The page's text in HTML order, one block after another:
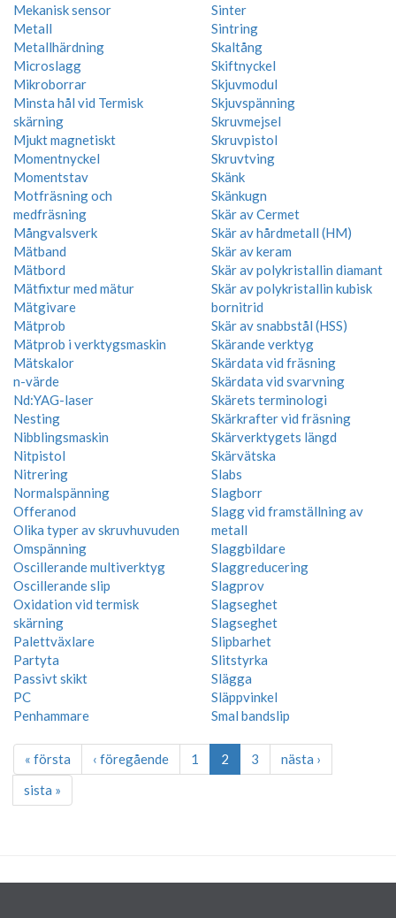
Mekanisk sensor
Metall
Metallhärdning
Microslagg
Mikroborrar
Minsta hål vid Termisk
skärning
Mjukt magnetiskt
Momentnyckel
Momentstav
Motfräsning och
medfräsning
Mångvalsverk
Mätband
Mätbord
Mätfixtur med mätur
Mätgivare
Mätprob
Mätprob i verktygsmaskin
Mätskalor
n-värde
Nd:YAG-laser
Nesting
Nibblingsmaskin
Nitpistol
Nitrering
Normalspänning
Offeranod
Olika typer av skruvhuvuden
Omspänning
Oscillerande multiverktyg
Oscillerande slip
Oxidation vid termisk
skärning
Palettväxlare
Partyta
Passivt skikt
PC
Penhammare
Sinter
Sintring
Skaltång
Skiftnyckel
Skjuvmodul
Skjuvspänning
Skruvmejsel
Skruvpistol
Skruvtving
Skänk
Skänkugn
Skär av Cermet
Skär av hårdmetall (HM)
Skär av keram
Skär av polykristallin diamant
Skär av polykristallin kubisk
bornitrid
Skär av snabbstål (HSS)
Skärande verktyg
Skärdata vid fräsning
Skärdata vid svarvning
Skärets terminologi
Skärkrafter vid fräsning
Skärverktygets längd
Skärvätska
Slabs
Slagborr
Slagg vid framställning av
metall
Slaggbildare
Slaggreducering
Slagprov
Slagseghet
Slagseghet
Slipbarhet
Slitstyrka
Slägga
Släppvinkel
Smal bandslip
« första ‹ föregående 1 2 3
nästa ›
sista »